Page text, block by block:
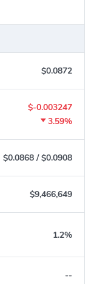
リ氏によって立ち上
システムの分野で
ル賞などの数々の
のスケーラビリテ
のコンセプ
CEOであり、以前は
のCMOでした。ま
秀な研究者やエンジ
ックチェーンを実
$0.0872
$-0.003247
3.59%
$0.0868 /$0.0908
$9,466,649
1.2%
--